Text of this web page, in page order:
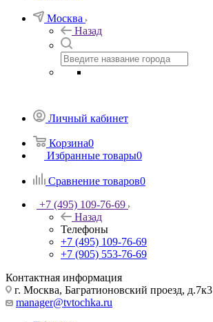
Москва
Назад
Личный кабинет
Корзина0
Избранные товары0
Сравнение товаров0
+7 (495) 109-76-69
Назад
Телефоны
+7 (495) 109-76-69
+7 (905) 553-76-69
Контактная информация
г. Москва, Багратионовский проезд, д.7к3
manager@tvtochka.ru